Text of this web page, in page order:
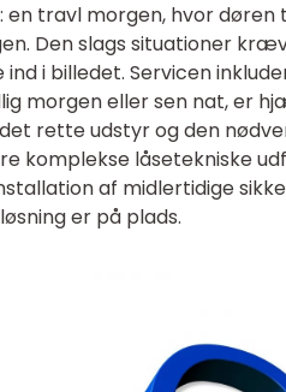
en travl morgen, hvor
Den slags situationer
i billedet. Servicen
morgen eller sen nat, er
rette udstyr og den
komplekse låsetekniske
af midlertidige
er på plads.